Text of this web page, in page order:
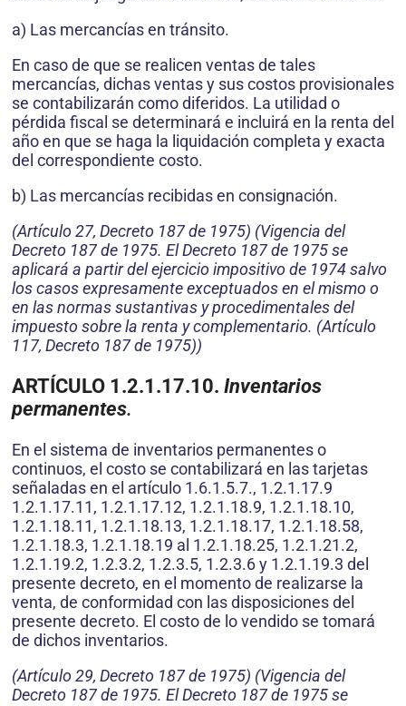
a) Las mercancías en tránsito.
En caso de que se realicen ventas de tales
mercancías, dichas ventas y sus costos provisionales
se contabilizarán como diferidos. La utilidad o
pérdida fiscal se determinará e incluirá en la renta del
año en que se haga la liquidación completa y exacta
del correspondiente costo.
b) Las mercancías recibidas en consignación.
(Artículo 27, Decreto 187 de 1975) (Vigencia del
Decreto 187 de 1975. El Decreto 187 de 1975 se
aplicará a partir del ejercicio impositivo de 1974 salvo
los casos expresamente exceptuados en el mismo o
en las normas sustantivas y procedimentales del
impuesto sobre la renta y complementario. (Artículo
117, Decreto 187 de 1975))
ARTÍCULO 1.2.1.17.10. Inventarios
permanentes.
En el sistema de inventarios permanentes o
continuos, el costo se contabilizará en las tarjetas
señaladas en el artículo 1.6.1.5.7., 1.2.1.17.9
1.2.1.17.11, 1.2.1.17.12, 1.2.1.18.9, 1.2.1.18.10,
1.2.1.18.11, 1.2.1.18.13, 1.2.1.18.17, 1.2.1.18.58,
1.2.1.18.3, 1.2.1.18.19 al 1.2.1.18.25, 1.2.1.21.2,
1.2.1.19.2, 1.2.3.2, 1.2.3.5, 1.2.3.6 y 1.2.1.19.3 del
presente decreto, en el momento de realizarse la
venta, de conformidad con las disposiciones del
presente decreto. El costo de lo vendido se tomará
de dichos inventarios.
(Artículo 29, Decreto 187 de 1975) (Vigencia del
Decreto 187 de 1975. El Decreto 187 de 1975 se